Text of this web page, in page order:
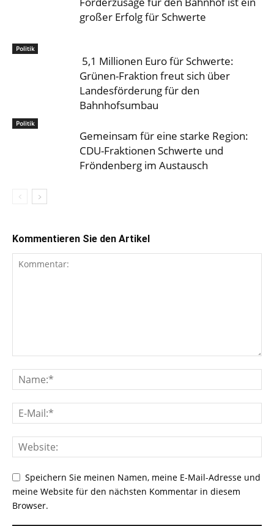
großer Erfolg für Schwerte
Politik
5,1 Millionen Euro für Schwerte:
Grünen-Fraktion freut sich über
Landesförderung für den
Bahnhofsumbau
Politik
Gemeinsam für eine starke Region:
CDU-Fraktionen Schwerte und
Fröndenberg im Austausch
Kommentieren Sie den Artikel
Speichern Sie meinen Namen, meine E-Mail-Adresse und
meine Website für den nächsten Kommentar in diesem
Browser.